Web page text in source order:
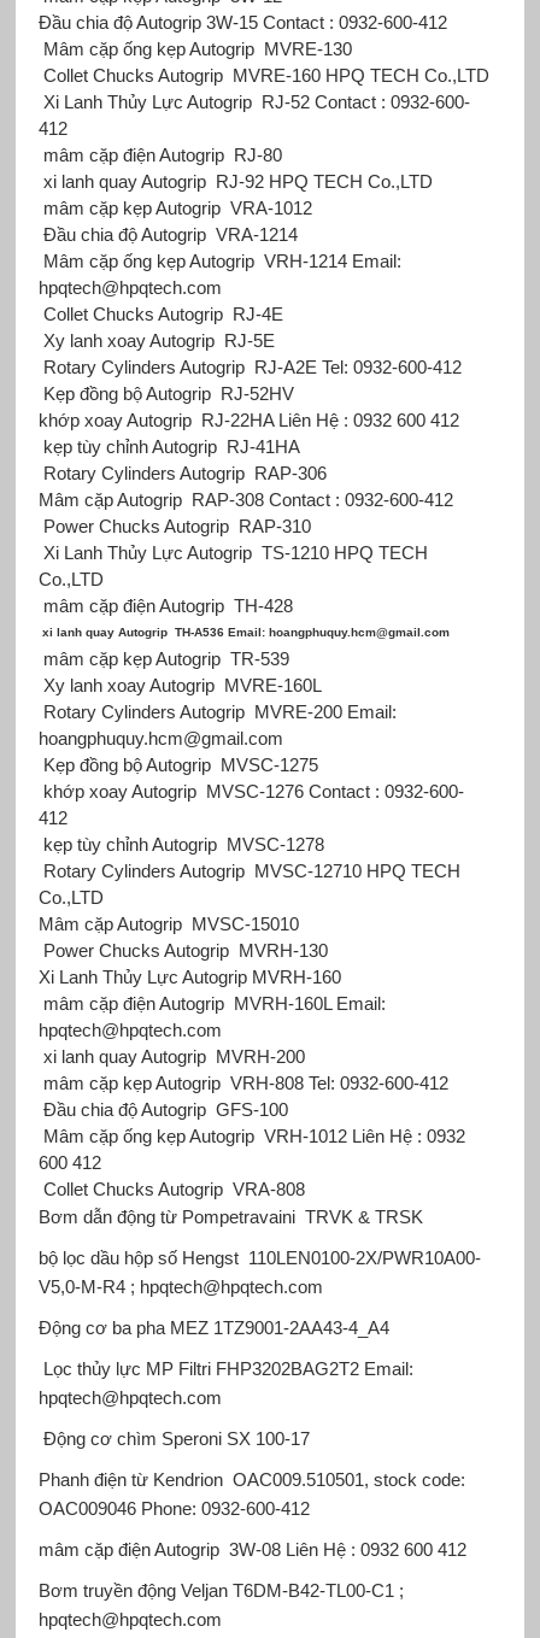
Đầu chia độ Autogrip3W-15 Contact : 0932-600-412
Mâm cặp ống kẹp Autogrip MVRE-130
Collet Chucks Autogrip MVRE-160 HPQ TECH Co.,LTD
Xi Lanh Thủy Lực Autogrip RJ-52 Contact : 0932-600-
412
mâm cặp điện Autogrip RJ-80
xi lanh quay Autogrip RJ-92 HPQ TECH Co.,LTD
mâm cặp kẹp Autogrip VRA-1012
Đầu chia độ Autogrip VRA-1214
Mâm cặp ống kẹp Autogrip VRH-1214 Email:
hpqtech@hpqtech.com
Collet Chucks Autogrip RJ-4E
Xy lanh xoay Autogrip RJ-5E
Rotary Cylinders Autogrip RJ-A2E Tel: 0932-600-412
Kẹp đồng bộ Autogrip RJ-52HV
khớp xoay AutogripRJ-22HA Liên Hệ : 0932 600 412
kẹp tùy chỉnh Autogrip RJ-41HA
Rotary Cylinders Autogrip RAP-306
Mâm cặp Autogrip RAP-308 Contact : 0932-600-412
Power Chucks Autogrip RAP-310
Xi Lanh Thủy Lực Autogrip TS-1210 HPQ TECH
Co.,LTD
mâm cặp điện Autogrip TH-428
xi lanh quay Autogrip TH-A536 Email: hoangphuquy.hcm@gmail.com
mâm cặp kẹp Autogrip TR-539
Xy lanh xoay Autogrip MVRE-160L
Rotary Cylinders Autogrip MVRE-200 Email:
hoangphuquy.hcm@gmail.com
Kẹp đồng bộ Autogrip MVSC-1275
khớp xoay Autogrip MVSC-1276 Contact : 0932-600-
412
kẹp tùy chỉnh Autogrip MVSC-1278
Rotary Cylinders Autogrip MVSC-12710 HPQ TECH
Co.,LTD
Mâm cặp Autogrip MVSC-15010
Power Chucks Autogrip MVRH-130
Xi Lanh Thủy Lực AutogripMVRH-160
mâm cặp điện Autogrip MVRH-160L Email:
hpqtech@hpqtech.com
xi lanh quay Autogrip MVRH-200
mâm cặp kẹp Autogrip VRH-808 Tel: 0932-600-412
Đầu chia độ Autogrip GFS-100
Mâm cặp ống kẹp Autogrip VRH-1012 Liên Hệ : 0932
600 412
Collet Chucks Autogrip VRA-808
Bơm dẫn động từ PompetravainiTRVK & TRSK
bộ lọc dầu hộp số Hengst110LEN0100-2X/PWR10A00-
V5,0-M-R4 ; hpqtech@hpqtech.com
Động cơ ba pha MEZ 1TZ9001-2AA43-4_A4
Lọc thủy lực MP FiltriFHP3202BAG2T2 Email:
hpqtech@hpqtech.com
Động cơ chìm SperoniSX 100-17
Phanh điện từ KendrionOAC009.510501, stock code:
OAC009046 Phone: 0932-600-412
mâm cặp điện Autogrip3W-08 Liên Hệ : 0932 600 412
Bơm truyền động VeljanT6DM-B42-TL00-C1 ;
hpqtech@hpqtech.com